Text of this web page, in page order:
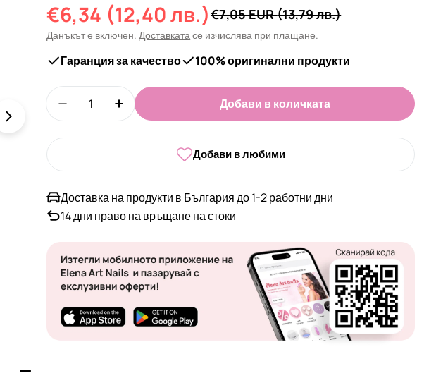
Промо
цена
€6,34 (12,40 лв.)
Редовна
цена
€7,05 EUR(13,79 лв.)
Данъкът е включен.Доставкатасе изчислява при плащане.
Гаранция за качество 100% оригинални продукти
Намали количеството за Гел лак 030 JOIA vegan, 6 ml
Увеличи количеството за Гел лак 030 JOIA vegan,
Добави в количката
Добави в любими
Доставка на продукти в България до 1-2 работни дни
14 дни право на връщане на стоки